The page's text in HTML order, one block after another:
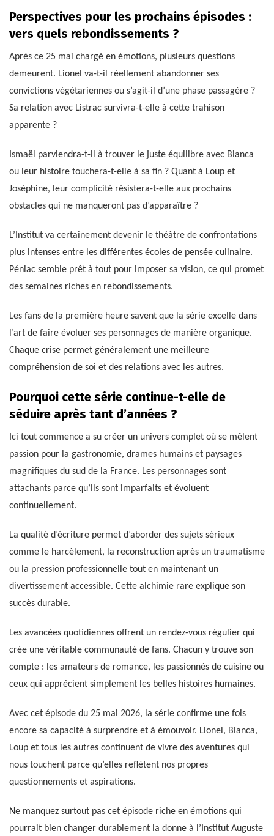
Perspectives pour les prochains épisodes :
vers quels rebondissements ?
Après ce 25 mai chargé en émotions, plusieurs questions
demeurent. Lionel va-t-il réellement abandonner ses
convictions végétariennes ou s’agit-il d’une phase passagère ?
Sa relation avec Listrac survivra-t-elle à cette trahison
apparente ?
Ismaël parviendra-t-il à trouver le juste équilibre avec Bianca
ou leur histoire touchera-t-elle à sa fin ? Quant à Loup et
Joséphine, leur complicité résistera-t-elle aux prochains
obstacles qui ne manqueront pas d’apparaître ?
L’Institut va certainement devenir le théâtre de confrontations
plus intenses entre les différentes écoles de pensée culinaire.
Péniac semble prêt à tout pour imposer sa vision, ce qui promet
des semaines riches en rebondissements.
Les fans de la première heure savent que la série excelle dans
l’art de faire évoluer ses personnages de manière organique.
Chaque crise permet généralement une meilleure
compréhension de soi et des relations avec les autres.
Pourquoi cette série continue-t-elle de
séduire après tant d’années ?
Ici tout commence a su créer un univers complet où se mêlent
passion pour la gastronomie, drames humains et paysages
magnifiques du sud de la France. Les personnages sont
attachants parce qu’ils sont imparfaits et évoluent
continuellement.
La qualité d’écriture permet d’aborder des sujets sérieux
comme le harcèlement, la reconstruction après un traumatisme
ou la pression professionnelle tout en maintenant un
divertissement accessible. Cette alchimie rare explique son
succès durable.
Les avancées quotidiennes offrent un rendez-vous régulier qui
crée une véritable communauté de fans. Chacun y trouve son
compte : les amateurs de romance, les passionnés de cuisine ou
ceux qui apprécient simplement les belles histoires humaines.
Avec cet épisode du 25 mai 2026, la série confirme une fois
encore sa capacité à surprendre et à émouvoir. Lionel, Bianca,
Loup et tous les autres continuent de vivre des aventures qui
nous touchent parce qu’elles reflètent nos propres
questionnements et aspirations.
Ne manquez surtout pas cet épisode riche en émotions qui
pourrait bien changer durablement la donne à l’Institut Auguste